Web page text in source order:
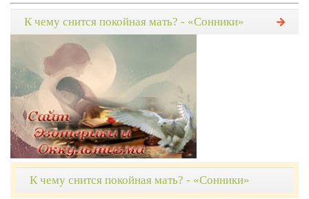
К чему снится покойная мать? - «Сонники»
К чему снится покойная мать? - «Сонники»